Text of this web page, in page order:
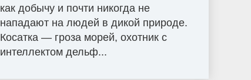
как добычу и почти никогда не
нападают на людей в дикой природе.
Косатка — гроза морей, охотник с
интеллектом дельф...